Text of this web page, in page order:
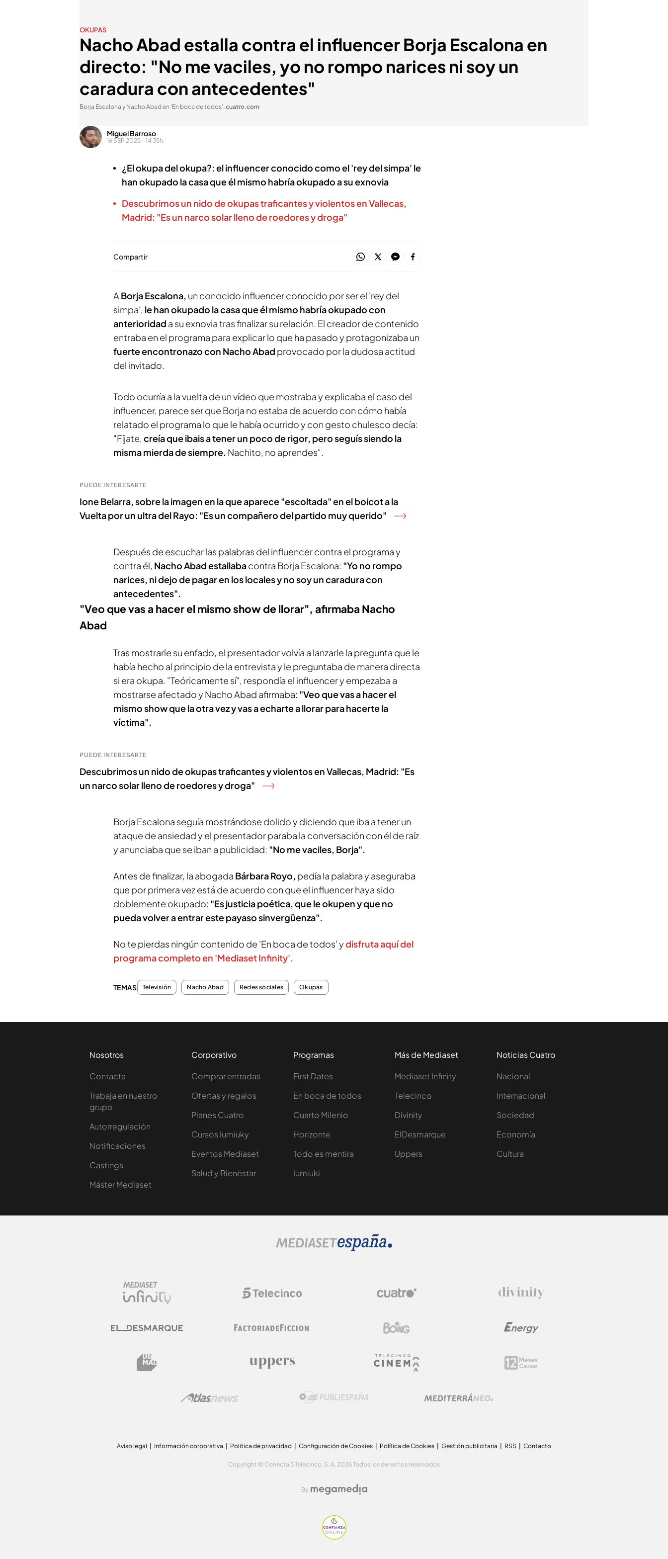
OKUPAS
Nacho Abad estalla contra el influencer Borja Escalona en
directo: "No me vaciles, yo no rompo narices ni soy un
caradura con antecedentes"
Borja Escalona y Nacho Abad en 'En boca de todos'.cuatro.com
Miguel Barroso
16 SEP 2025 - 14:35h.
¿El okupa del okupa?: el influencer conocido como el 'rey del simpa' le
han okupado la casa que él mismo habría okupado a su exnovia
Descubrimos un nido de okupas traficantes y violentos en Vallecas,
Madrid: "Es un narco solar lleno de roedores y droga"
Compartir
A Borja Escalona, un conocido influencer conocido por ser el 'rey del
simpa', le han okupado la casa que él mismo habría okupado con
anterioridad a su exnovia tras finalizar su relación. El creador de contenido
entraba en el programa para explicar lo que ha pasado y protagonizaba un
fuerte encontronazo con Nacho Abad provocado por la dudosa actitud
del invitado.
Todo ocurría a la vuelta de un vídeo que mostraba y explicaba el caso del
influencer, parece ser que Borja no estaba de acuerdo con cómo había
relatado el programa lo que le había ocurrido y con gesto chulesco decía:
"Fíjate, creía que ibais a tener un poco de rigor, pero seguís siendo la
misma mierda de siempre. Nachito, no aprendes".
PUEDE INTERESARTE
Ione Belarra, sobre la imagen en la que aparece "escoltada" en el boicot a la
Vuelta por un ultra del Rayo: "Es un compañero del partido muy querido"
Después de escuchar las palabras del influencer contra el programa y
contra él, Nacho Abad estallabacontra Borja Escalona: "Yo no rompo
narices, ni dejo de pagar en los locales y no soy un caradura con
antecedentes".
"Veo que vas a hacer el mismo show de llorar", afirmaba Nacho
Abad
Tras mostrarle su enfado, el presentador volvía a lanzarle la pregunta que le
había hecho al principio de la entrevista y le preguntaba de manera directa
si era okupa. "Teóricamente sí", respondía el influencer y empezaba a
mostrarse afectado y Nacho Abad afirmaba: "Veo que vas a hacer el
mismo show que la otra vez y vas a echarte a llorar para hacerte la
víctima".
PUEDE INTERESARTE
Descubrimos un nido de okupas traficantes y violentos en Vallecas, Madrid: "Es
un narco solar lleno de roedores y droga"
Borja Escalona seguía mostrándose dolido y diciendo que iba a tener un
ataque de ansiedad y el presentador paraba la conversación con él de raíz
y anunciaba que se iban a publicidad: "No me vaciles, Borja".
Antes de finalizar, la abogada Bárbara Royo, pedía la palabra y aseguraba
que por primera vez está de acuerdo con que el influencer haya sido
doblemente okupado: "Es justicia poética, que le okupen y que no
pueda volver a entrar este payaso sinvergüenza".
No te pierdas ningún contenido de 'En boca de todos' ydisfruta aquí del
programa completo en 'Mediaset Infinity'.
TEMAS Televisión Nacho Abad Redes sociales Okupas
Nosotros
Contacta
Trabaja en nuestro
grupo
Autorregulación
Notificaciones
Castings
Máster Mediaset
Corporativo
Comprar entradas
Ofertas y regalos
Planes Cuatro
Cursos Iumiuky
Eventos Mediaset
Salud y Bienestar
Programas
First Dates
En boca de todos
Cuarto Milenio
Horizonte
Todo es mentira
Iumiuki
Más de Mediaset
Mediaset Infinity
Telecinco
Divinity
ElDesmarque
Uppers
Noticias Cuatro
Nacional
Internacional
Sociedad
Economía
Cultura
Aviso legal Información corporativa Politica de privacidad Configuración de Cookies Política de Cookies Gestión publicitaria RSS Contacto
Copyright © Conecta 5 Telecinco, S. A. 2026 Todos los derechos reservados
By